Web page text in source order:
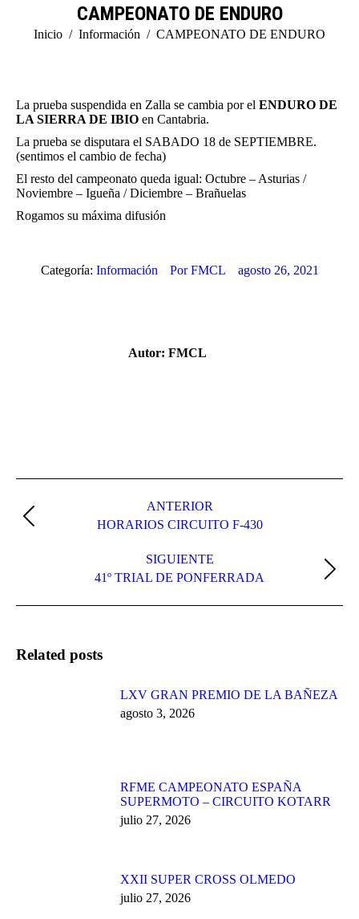
CAMPEONATO DE ENDURO
Estás aquí:
Inicio Información CAMPEONATO DE ENDURO
La prueba suspendida en Zalla se cambia por el ENDURO DE
LA SIERRA DE IBIO en Cantabria.
La prueba se disputara el SABADO 18 de SEPTIEMBRE.
(sentimos el cambio de fecha)
El resto del campeonato queda igual: Octubre – Asturias /
Noviembre – Igueña / Diciembre – Brañuelas
Rogamos su máxima difusión
Categoría: Información PorFMCL agosto 26, 2021
Autor: FMCL
entre
publicaciones
ANTERIOR
Publicación
HORARIOS CIRCUITO F-430
SIGUIENTE
Publicación
41º TRIAL DE PONFERRADA
Related posts
LXV GRAN PREMIO DE LA BAÑEZA
agosto 3, 2026
RFME CAMPEONATO ESPAÑA
SUPERMOTO – CIRCUITO KOTARR
julio 27, 2026
XXII SUPER CROSS OLMEDO
julio 27, 2026